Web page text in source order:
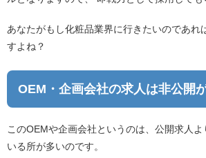
あなたがもし化粧品業界に行きたいのであれ
すよね？
OEM・企画会社の求人は非公開
このOEMや企画会社というのは、公開求人
いる所が多いのです。